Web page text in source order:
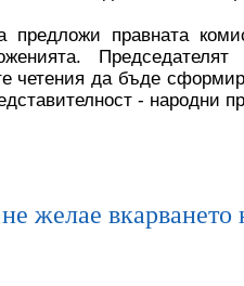
правната
четения да бъде
- народни
желае вкарването